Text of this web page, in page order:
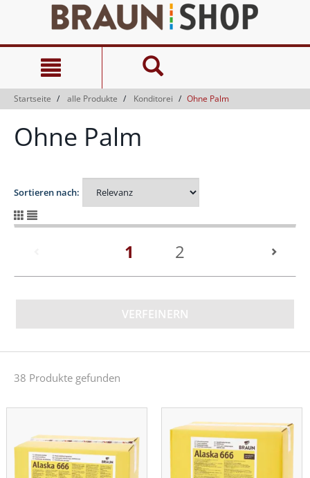
springen
Navigationsmenü
springen
Startseite alle Produkte Konditorei Ohne Palm
Ohne Palm
Sortieren nach:
1 (current)
2
VERFEINERN
38 Produkte gefunden